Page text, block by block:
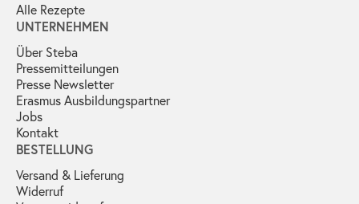
Alle Rezepte
UNTERNEHMEN
Über Steba
Pressemitteilungen
Presse Newsletter
Erasmus Ausbildungspartner
Jobs
Kontakt
BESTELLUNG
Versand & Lieferung
Widerruf